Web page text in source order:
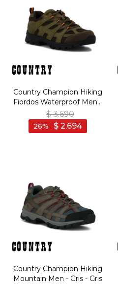
Country Champion Hiking
Fiordos Waterproof Men -
Kaki - Kaki
$ 3.690
$ 2.694
26
Country Champion Hiking
Mountain Men - Gris - Gris